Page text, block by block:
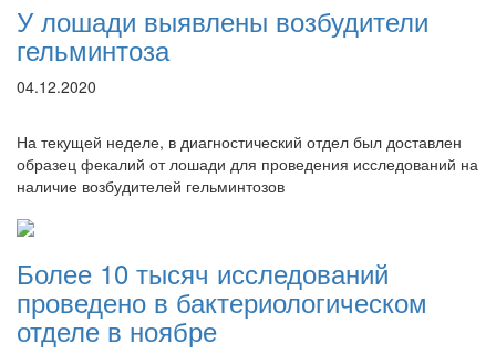
У лошади выявлены возбудители
гельминтоза
04.12.2020
На текущей неделе, в диагностический отдел был доставлен
образец фекалий от лошади для проведения исследований на
наличие возбудителей гельминтозов
Более 10 тысяч исследований
проведено в бактериологическом
отделе в ноябре